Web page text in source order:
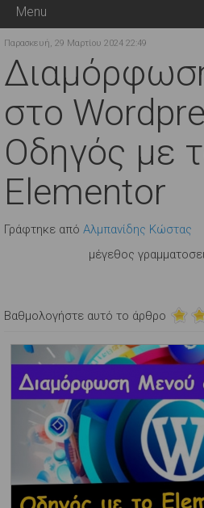
Menu
Παρασκευή, 29 Μαρτίου 2024 22:49
στο
Οδηγός με
Elementor
Γράφτηκε από Αλμπανίδης Κώστας
μέγεθος
Βαθμολογήστε αυτό το άρθρο